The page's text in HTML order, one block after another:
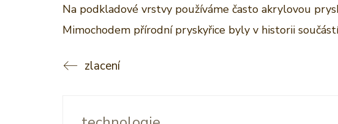
Na podkladové vrstvy používáme často akrylovou
Mimochodem přírodní pryskyřice byly v historii
zlacení